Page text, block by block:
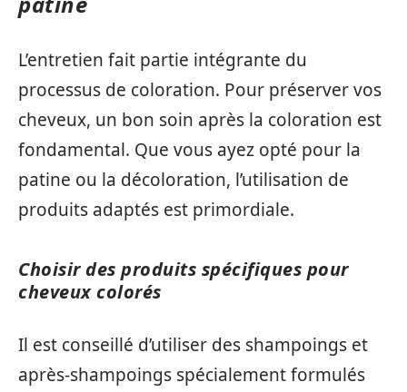
L’entretien fait partie intégrante du
processus de coloration. Pour préserver vos
cheveux, un bon soin après la coloration est
fondamental. Que vous ayez opté pour la
patine ou la décoloration, l’utilisation de
produits adaptés est primordiale.
Choisir des produits spécifiques pour
cheveux colorés
Il est conseillé d’utiliser des shampoings et
après-shampoings spécialement formulés